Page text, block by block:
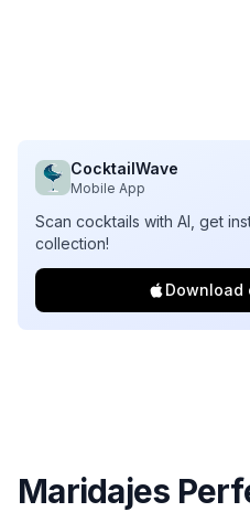
CocktailWave
Mobile App
Scan cocktails with AI, get
collection!
Download
Maridajes